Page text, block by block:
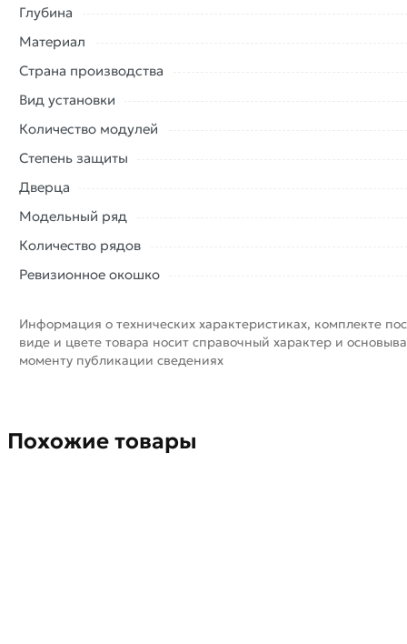
Глубина
Материал
Страна производства
Вид установки
Количество модулей
Степень защиты
Дверца
Модельный ряд
Количество рядов
Ревизионное окошко
Информация о технических характеристиках, комплекте
виде и цвете товара носит справочный характер и
моменту публикации сведениях
Похожие товары